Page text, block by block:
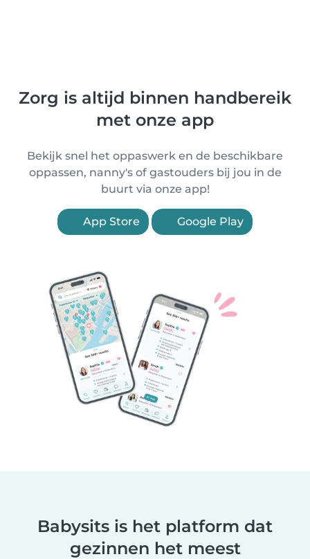
Zorg is altijd binnen handbereik
met onze app
Bekijk snel het oppaswerk en de beschikbare
oppassen, nanny's of gastouders bij jou in de
buurt via onze app!
App Store Google Play
Babysits is het platform dat
gezinnen het meest